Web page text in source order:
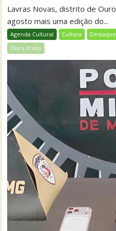
Lavras Novas, distrito de
agosto mais uma edição do...
Agenda Cultural Cultura Destaque
Ouro Preto